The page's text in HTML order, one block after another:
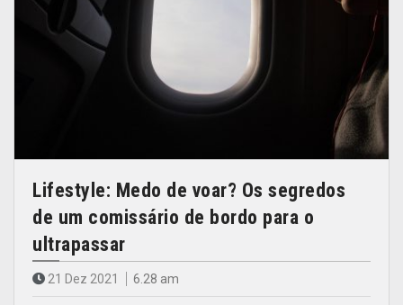
Lifestyle: Medo de voar? Os segredos
de um comissário de bordo para o
ultrapassar
21 Dez 2021 6.28 am